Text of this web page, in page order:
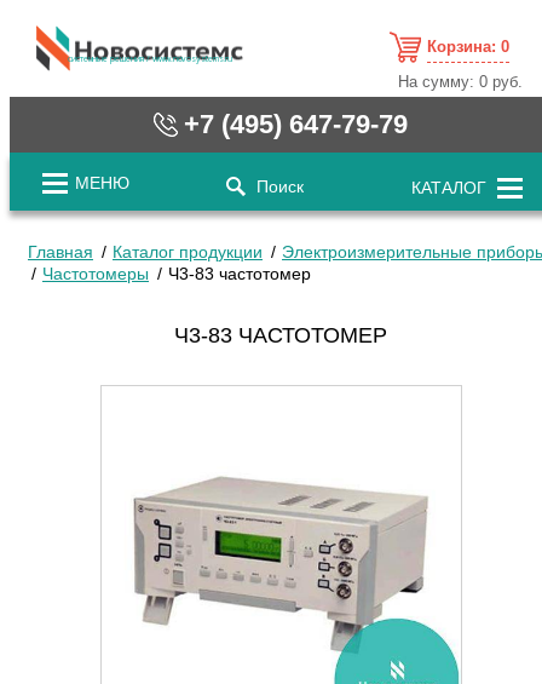
cистемные решения / www.novosystems.ru
Корзина: 0
На сумму:0 руб.
+7 (495) 647-79-79
МЕНЮ Поиск КАТАЛОГ
Главная Каталог продукции
Электроизмерительные
Частотомеры
Ч3-83 частотомер
Ч3-83 ЧАСТОТОМЕР